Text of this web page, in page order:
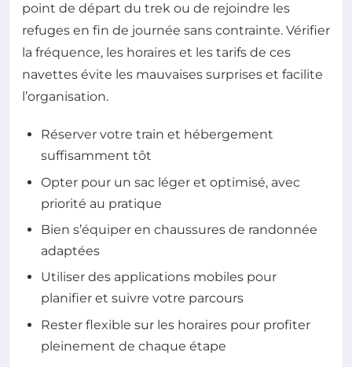
point de départ du trek ou de rejoindre les
refuges en fin de journée sans contrainte. Vérifier
la fréquence, les horaires et les tarifs de ces
navettes évite les mauvaises surprises et facilite
l’organisation.
Réserver votre train et hébergement
suffisamment tôt
Opter pour un sac léger et optimisé, avec
priorité au pratique
Bien s’équiper en chaussures de randonnée
adaptées
Utiliser des applications mobiles pour
planifier et suivre votre parcours
Rester flexible sur les horaires pour profiter
pleinement de chaque étape